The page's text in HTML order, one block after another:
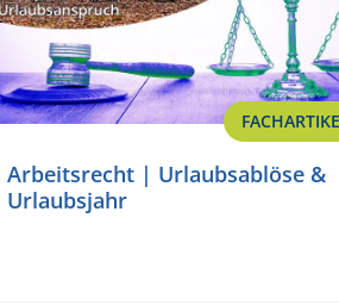
Arbeitsrecht | Urlaubsablöse &
Urlaubsjahr